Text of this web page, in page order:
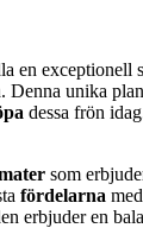
en exceptionell
unika
dessa frön
som
fördelarna
erbjuder en